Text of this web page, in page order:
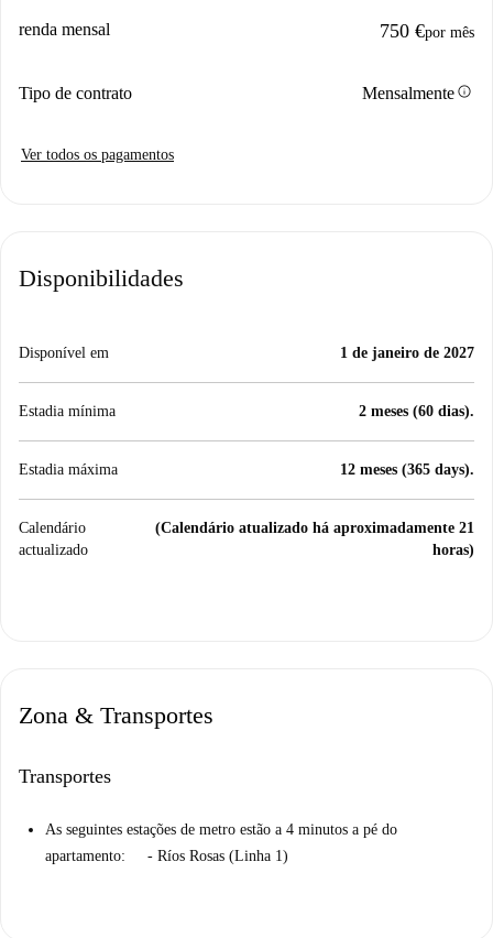
renda mensal 750 €por mês
Tipo de contrato Mensalmenteinfo
Ver todos os pagamentos
Disponibilidades
Disponível em 1 de janeiro de 2027
Estadia mínima 2 meses (60 dias).
Estadia máxima 12 meses (365 days).
Calendário
actualizado
(Calendário atualizado há aproximadamente 21
horas)
Zona & Transportes
Transportes
As seguintes estações de metro estão a 4 minutos a pé do
apartamento: - Ríos Rosas (Linha 1)